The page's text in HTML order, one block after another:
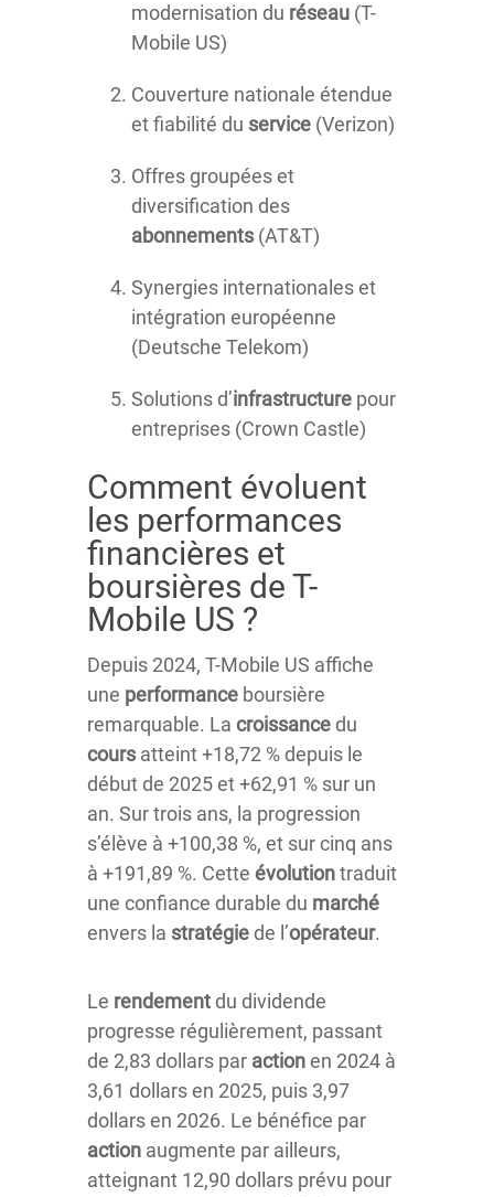
modernisation du réseau (T-
Mobile US)
Couverture nationale étendue
et fiabilité du service (Verizon)
Offres groupées et
diversification des
abonnements (AT&T)
Synergies internationales et
intégration européenne
(Deutsche Telekom)
Solutions d’infrastructure pour
entreprises (Crown Castle)
Comment évoluent
les performances
financières et
boursières de T-
Mobile US ?
Depuis 2024, T-Mobile US affiche
une performance boursière
remarquable. La croissance du
cours atteint +18,72 % depuis le
début de 2025 et +62,91 % sur un
an. Sur trois ans, la progression
s’élève à +100,38 %, et sur cinq ans
à +191,89 %. Cette évolutiontraduit
une confiance durable du marché
envers la stratégie de l’opérateur.
Le rendement du dividende
progresse régulièrement, passant
de 2,83 dollars par actionen 2024 à
3,61 dollars en 2025, puis 3,97
dollars en 2026. Le bénéfice par
action augmente par ailleurs,
atteignant 12,90 dollars prévu pour